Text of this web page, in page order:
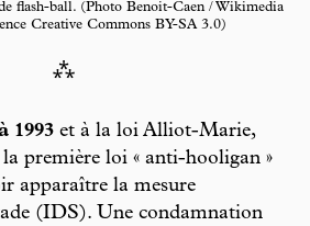
flash-ball. (Photo Benoit-Caen / Wikimedia
Creative Commons BY-SA 3.0)
⁂
1993 et à la loi Alliot-Marie,
première loi « anti-hooligan »
apparaître la mesure
(IDS). Une condamnation